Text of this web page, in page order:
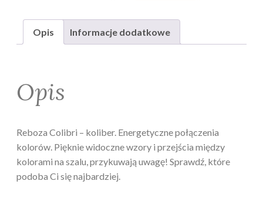
2m
Opis Informacje dodatkowe
Opis
Reboza Colibri – koliber. Energetyczne połączenia
kolorów. Pięknie widoczne wzory i przejścia między
kolorami na szalu, przykuwają uwagę! Sprawdź, które
podoba Ci się najbardziej.